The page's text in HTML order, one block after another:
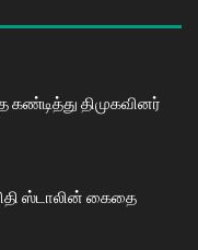
திமுகவினர்
ஸ்டாலின் கைதை